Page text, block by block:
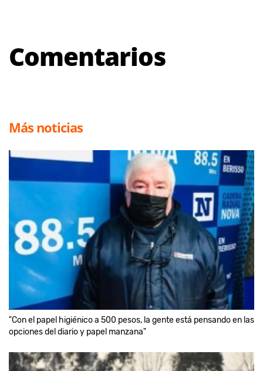
Comentarios
Más noticias
"Con el papel higiénico a 500 pesos, la gente está pensando en las
opciones del diario y papel manzana"